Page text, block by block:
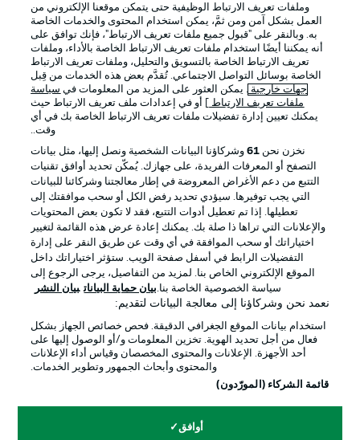
الإعلانات الإخطارات القانونية
شروط الاستخدام القنوات الناقلة
الوظائف جهة النشر
تواصل معنا اللاعبون
© 2026 Bundesliga-Gruppe GmbH
وملفات تعريف الارتباط الوظيفية حتى يتمكن موقعنا الإلكتروني من
العمل بشكل آمن ومن ثمَّ، يمكن استخدام المحتوى والخدمات الخاصة
به. وبالنقر على "قبول جميع ملفات تعريف الارتباط"، فإنك توافق على
أنه يمكننا أيضًا استخدام ملفات تعريف الارتباط الخاصة بالأداء، وملفات
تعريف الارتباط الخاصة بالتسويق والتحليل، وملفات تعريف الارتباط
الخاصة بوسائل التواصل الاجتماعي. تُقدَّم بعض هذه الخدمات من قِبل
جهات خارجية . يمكن العثور على المزيد من المعلومات في سياسة
ملفات تعريف الارتباط
] أو في إعدادات ملف تعريف الارتباط حيث
يمكنك تعيين إدارة تفضيلات ملفات تعريف الارتباط الخاصة بك في أي
وقت..
نخزن نحن 61وشركاؤنا البيانات الشخصية ونصل إليها، مثل بيانات
التصفح أو المعرفات الفريدة، على جهازك. يُمكّن تحديد أوافق تقنيات
التتبع من دعم الأغراض المعروضة في إطار معالجتنا وشركائنا للبيانات
التي يجب توفيرها. سيؤدي تحديد رفض الكل أو سحب موافقتك إلى
تعطيلها. إذا تم تعطيل أدوات التتبع، فقد لا تكون بعض المحتويات
والإعلانات التي تراها ذا صلة بك. يمكنك إعادة عرض هذه القائمة لتغيير
اختياراتك أو سحب الموافقة في أي وقت عن طريق النقر على إدارة
التفضيلات الرابط في أسفل صفحة الويب. ستؤثر اختياراتك داخل
الموقع الإلكتروني الخاص بنا. لمزيد من التفاصيل، يرجى الرجوع إلى
سياسة الخصوصية الخاصة بنا.بيان حماية البيانات بيان النشر
نعمد نحن وشركاؤنا إلى معالجة البيانات لتقديم:
استخدام بيانات الموقع الجغرافي الدقيقة. فحص خصائص الجهاز بشكل
فعال من أجل تحديد الهوية. تخزين المعلومات و/أو الوصول إليها على
أحد الأجهزة. الإعلانات والمحتوى المخصصان وقياس أداء الإعلانات
والمحتوى وأبحاث الجمهور وتطوير الخدمات.
قائمة الشركاء (المورّدون)
أوافق